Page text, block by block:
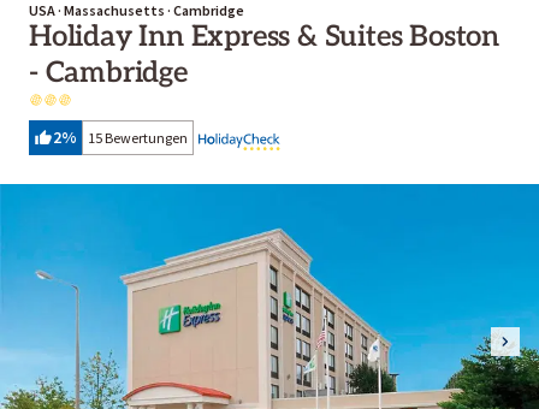
USA · Massachusetts · Cambridge
Holiday Inn Express & Suites Boston
- Cambridge
2% 15 Bewertungen